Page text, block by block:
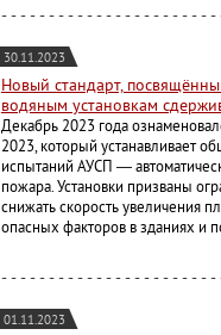
30.11.2023
Новый стандарт,
водяным установкам
Декабрь 2023 года
2023, который устанавливает
испытаний АУСП —
пожара. Установки призваны
снижать скорость увеличения
опасных факторов в зданиях и
01.11.2023